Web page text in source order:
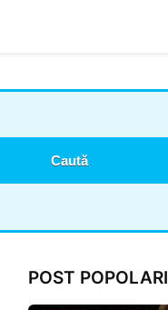
POST POPOLARI